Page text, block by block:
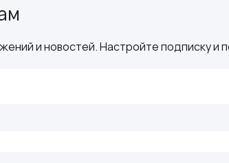
и новостей. Настройте подписку и